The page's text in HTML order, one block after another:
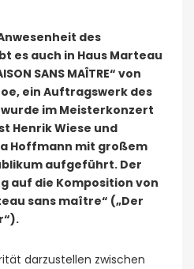
des
es auch in Haus Marteau
SANS MAÎTRE“ von
ein Auftragswerk des
im Meisterkonzert
Henrik Wiese und
Hoffmann mit großem
aufgeführt. Der
auf die Komposition von
sans maître“ („Der
darzustellen zwischen